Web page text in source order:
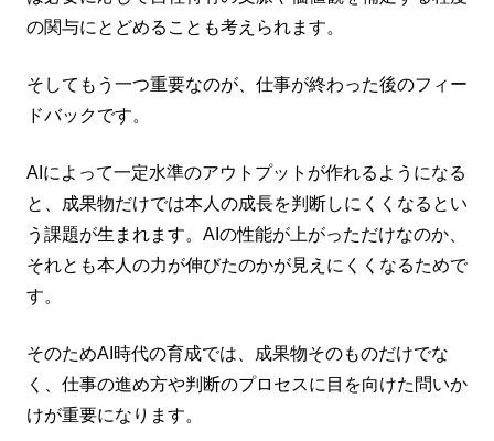
の関与にとどめることも考えられます。
そしてもう一つ重要なのが、仕事が終わった後のフィー
ドバックです。
AIによって一定水準のアウトプットが作れるようになる
と、成果物だけでは本人の成長を判断しにくくなるとい
う課題が生まれます。AIの性能が上がっただけなのか、
それとも本人の力が伸びたのかが見えにくくなるためで
す。
そのためAI時代の育成では、成果物そのものだけでな
く、仕事の進め方や判断のプロセスに目を向けた問いか
けが重要になります。